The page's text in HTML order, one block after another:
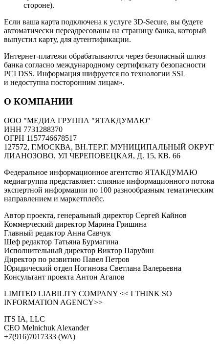
стороне).
Если ваша карта подключена к услуге 3D-Secure, вы будете
автоматически переадресованы на страницу банка, который
выпустил карту, для аутентификации.
Интернет-платежи обрабатываются через безопасный шлюз
банка согласно международному сертификату безопасности
PCI DSS. Информация шифруется по технологии SSL
и недоступна посторонним лицам».
О КОМПАНИИ
ООО "МЕДИА ГРУППА "ЯТАКДУМАЮ"
ИНН 7731288370
ОГРН 1157746678517
127572, Г.МОСКВА, ВН.ТЕР.Г. МУНИЦИПАЛЬНЫЙ ОКРУГ
ЛИАНОЗОВО, УЛ ЧЕРЕПОВЕЦКАЯ, Д. 15, КВ. 66
Федеральное информационное агентство ЯТАКДУМАЮ
медиагруппа представляет: слияние информационного потока
экспертной информации по 100 разнообразным тематическим
направлением и маркетплейс.
Автор проекта, генеральный директор Сергей Кайнов
Коммерческий директор Марина Гришина
Главный редактор Анна Савчук
Шеф редактор Татьяна Бурмагина
Исполнительный директор Виктор Парубин
Директор по развитию Павел Петров
Юридический отдел Ногинова Светлана Валерьевна
Консультант проекта Антон Агапов
LIMITED LIABILITY COMPANY << I THINK SO
INFORMATION AGENCY>>
ITS IA, LLC
CEO Melnichuk Alexander
+7(916)7017333 (WA)